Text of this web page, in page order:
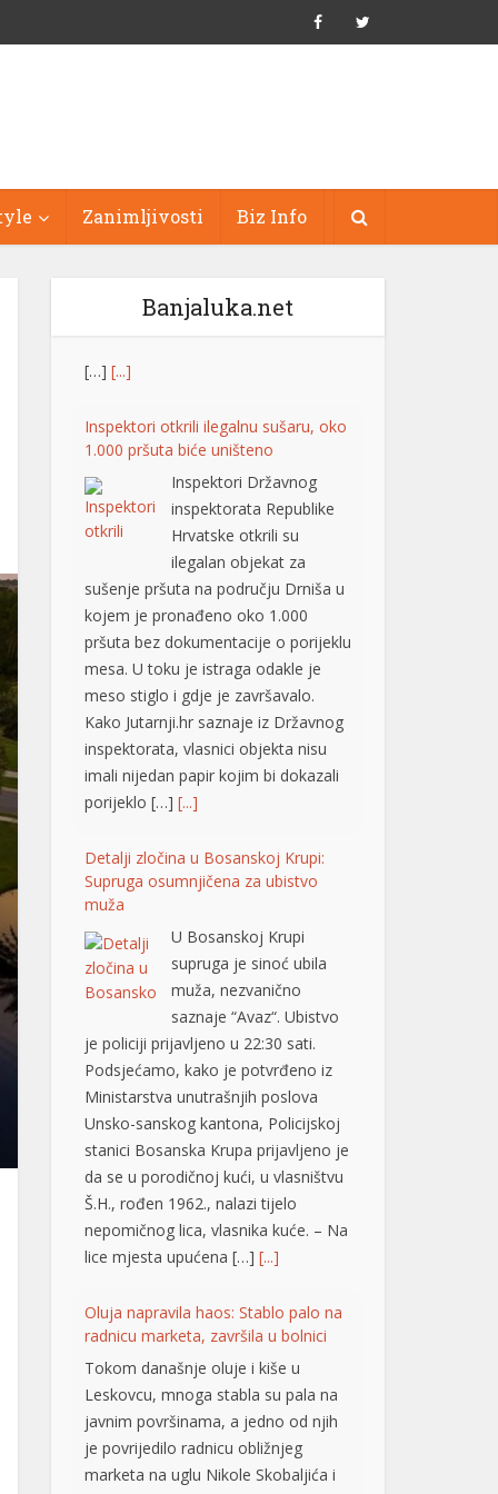
Zanimljivosti Biz Info
Banjaluka.net
Inspektori otkrili ilegalnu sušaru, oko
Inspektori Državnog
inspektorata Republike
Hrvatske otkrili su
ilegalan objekat za
sušenje pršuta na području Drniša u
kojem je pronađeno oko 1.000
pršuta bez dokumentacije o porijeklu
mesa. U toku je istraga odakle je
meso stiglo i gdje je završavalo.
Kako Jutarnji.hr saznaje iz Državnog
inspektorata, vlasnici objekta nisu
imali nijedan papir kojim bi dokazali
porijeklo […] [...]
Detalji zločina u Bosanskoj Krupi:
muža
U Bosanskoj Krupi
muža, nezvanično
saznaje “Avaz“. Ubistvo
je policiji prijavljeno u 22:30 sati.
Podsjećamo, kako je potvrđeno iz
Ministarstva unutrašnjih poslova
Unsko-sanskog kantona, Policijskoj
stanici Bosanska Krupa prijavljeno je
da se u porodičnoj kući, u vlasništvu
Š.H., rođen 1962., nalazi tijelo
nepomičnog lica, vlasnika kuće. – Na
lice mjesta upućena […] [...]
Oluja napravila haos: Stablo palo na
Tokom današnje oluje i kiše u
Leskovcu, mnoga stabla su pala na
javnim površinama, a jedno od njih
je povrijedilo radnicu obližnjeg
marketa na uglu Nikole Skobaljića i
Radničke ulice, potvrđeno je
Jugmedii u Hitnoj pomoći. Riječ je o